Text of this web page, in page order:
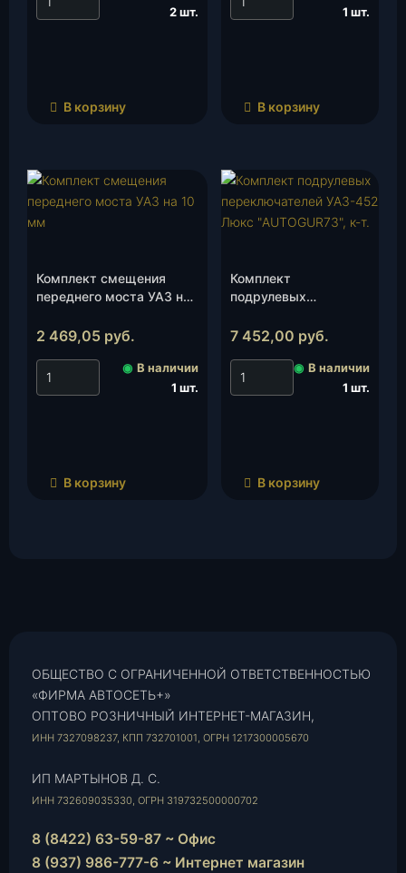
2 шт.
В корзину
1 шт.
В корзину
Комплект смещения
переднего моста УАЗ на
2 469,05 руб.
◉ В наличии
1 шт.
В корзину
Комплект
подрулевых
УАЗ-452 Люкс
7 452,00 руб.
◉ В наличии
1 шт.
В корзину
ОБЩЕСТВО С ОГРАНИЧЕННОЙ ОТВЕТСТВЕННОСТЬЮ
«ФИРМА АВТОСЕТЬ+»
ОПТОВО РОЗНИЧНЫЙ ИНТЕРНЕТ-МАГАЗИН,
ИНН 7327098237, КПП 732701001, ОГРН 1217300005670
ИП МАРТЫНОВ Д. С.
ИНН 732609035330, ОГРН 319732500000702
8 (8422) 63-59-87 ~ Офис
8 (937) 986-777-6 ~ Интернет магазин